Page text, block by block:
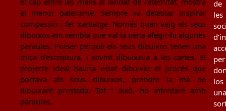
el menor patetisme. Sempre va detestar inspirar
compassió i fer xantatge. Només quan veig els seus
dibuixos em sembla que val la pena afegir-hi algunes
paraules. Potser perquè els seus dibuixos tenen una
mica d'escriptura, i sovint dibuixava a les cartes. El
projecte ideal hauria estat dibuixar el procés que
portava als seus dibuixos, prendre la mà de
dibuixant prestada. Tot i això, ho intentaré amb
paraules.
de
les
per
los
una